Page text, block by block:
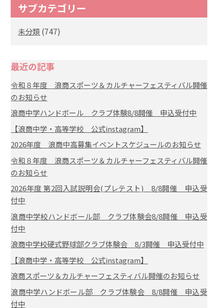
サブカテゴリー
未分類 (747)
最近の記事
令和８年度 浪商スポーツ＆カルチャーフェスティバル開催
のお知らせ
浪商中学ハンドボール クラブ体験8/8開催 申込受付中
【浪商中学・高等学校 公式instagram】
2026年度 浪商中高募集イベントスケジュールのお知らせ
令和８年度 浪商スポーツ＆カルチャーフェスティバル開催
のお知らせ
2026年度 第2回入試説明会(プレテスト) 8/8開催 申込受
付中
浪商中学校ハンドボール部 クラブ体験会8/8開催 申込受
付中
浪商中学校硬式野球部クラブ体験会 8/3開催 申込受付中
【浪商中学・高等学校 公式instagram】
浪商スポーツ＆カルチャーフェスティバル開催のお知らせ
浪商中学ハンドボール部 クラブ体験会 8/8開催 申込受
付中